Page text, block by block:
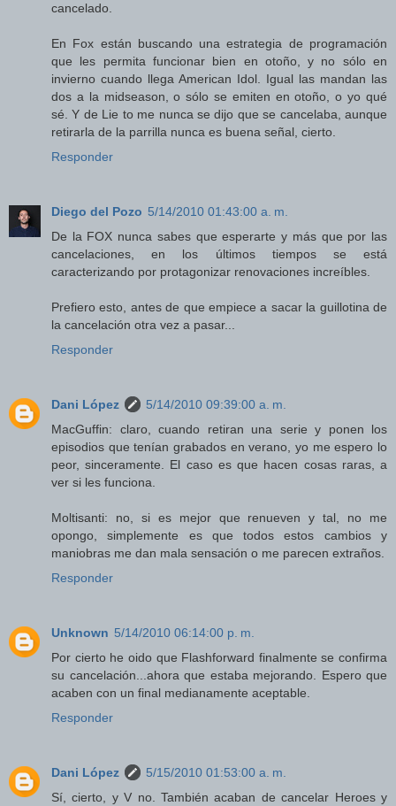
cancelado.
En Fox están buscando una estrategia de programación
que les permita funcionar bien en otoño, y no sólo en
invierno cuando llega American Idol. Igual las mandan las
dos a la midseason, o sólo se emiten en otoño, o yo qué
sé. Y de Lie to me nunca se dijo que se cancelaba, aunque
retirarla de la parrilla nunca es buena señal, cierto.
Responder
Diego del Pozo 5/14/2010 01:43:00 a. m.
De la FOX nunca sabes que esperarte y más que por las
cancelaciones, en los últimos tiempos se está
caracterizando por protagonizar renovaciones increíbles.
Prefiero esto, antes de que empiece a sacar la guillotina de
la cancelación otra vez a pasar...
Responder
Dani López
5/14/2010 09:39:00 a. m.
MacGuffin: claro, cuando retiran una serie y ponen los
episodios que tenían grabados en verano, yo me espero lo
peor, sinceramente. El caso es que hacen cosas raras, a
ver si les funciona.
Moltisanti: no, si es mejor que renueven y tal, no me
opongo, simplemente es que todos estos cambios y
maniobras me dan mala sensación o me parecen extraños.
Responder
Unknown 5/14/2010 06:14:00 p. m.
Por cierto he oido que Flashforward finalmente se confirma
su cancelación...ahora que estaba mejorando. Espero que
acaben con un final medianamente aceptable.
Responder
Dani López
5/15/2010 01:53:00 a. m.
Sí, cierto, y V no. También acaban de cancelar Heroes y